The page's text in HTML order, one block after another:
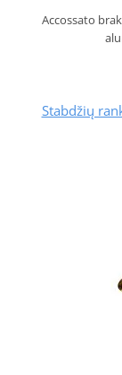
Accossato
Stabdžių